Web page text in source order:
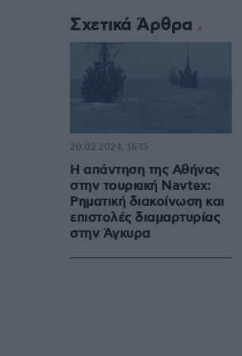
Σχετικά Άρθρα
Η απάντηση της Αθήνας
στην τουρκική Navtex:
Ρηματική διακοίνωση και
επιστολές διαμαρτυρίας
στην Άγκυρα
20.02.2024, 16:15